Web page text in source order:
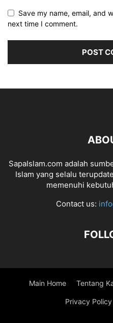
Save my name, email, and
next time I comment.
SapaIslam.com adalah
Islam yang selalu
memenuhi
Contact us:
Main Home Tentang
Privacy Policy